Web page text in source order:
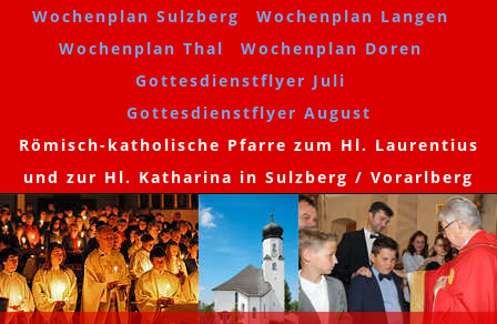
Wochenplan Sulzberg
Wochenplan Langen
Wochenplan Thal
Wochenplan Doren
Gottesdienstflyer Juli
Gottesdienstflyer August
Römisch-katholische Pfarre zum Hl. Laurentius
und zur Hl. Katharina in Sulzberg / Vorarlberg